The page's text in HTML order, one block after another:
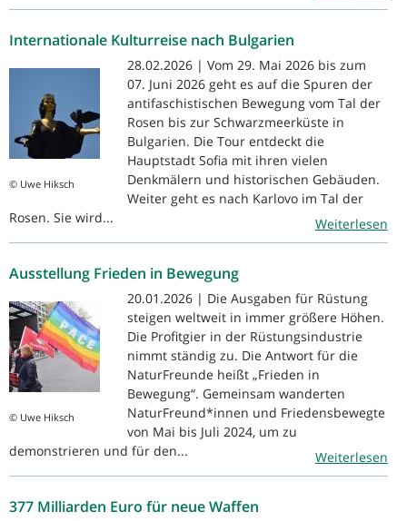
Internationale Kulturreise nach Bulgarien
© Uwe Hiksch
28.02.2026 | Vom 29. Mai 2026 bis zum
07. Juni 2026 geht es auf die Spuren der
antifaschistischen Bewegung vom Tal der
Rosen bis zur Schwarzmeerküste in
Bulgarien. Die Tour entdeckt die
Hauptstadt Sofia mit ihren vielen
Denkmälern und historischen Gebäuden.
Weiter geht es nach Karlovo im Tal der
Rosen. Sie wird...
Weiterlesen
Ausstellung Frieden in Bewegung
© Uwe Hiksch
20.01.2026 | Die Ausgaben für Rüstung
steigen weltweit in immer größere Höhen.
Die Profitgier in der Rüstungsindustrie
nimmt ständig zu. Die Antwort für die
NaturFreunde heißt „Frieden in
Bewegung“. Gemeinsam wanderten
NaturFreund*innen und Friedensbewegte
von Mai bis Juli 2024, um zu
demonstrieren und für den...
Weiterlesen
377 Milliarden Euro für neue Waffen